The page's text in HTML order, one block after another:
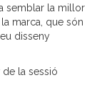
semblar la millor
marca, que són
disseny
la sessió